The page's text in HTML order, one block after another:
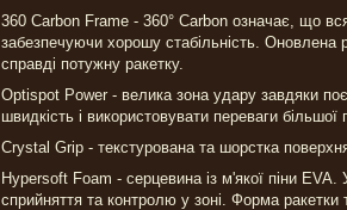
360 Carbon Frame - 360° Carbon означає, що
забезпечуючи хорошу стабільність.
справді потужну ракетку.
Optispot Power - велика зона удару завдяки
швидкість і використовувати переваги більшої
Crystal Grip - текстурована та шорстка
Hypersoft Foam - серцевина із м'якої піни
сприйняття та контролю у зоні. Форма